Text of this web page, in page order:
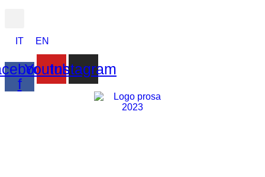
IT EN
f
YoutubeInstagram